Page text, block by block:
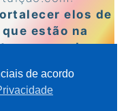
elos de
estão na
um mundo
de acordo